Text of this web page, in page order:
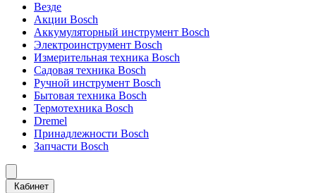
Везде
Акции Bosch
Аккумуляторный инструмент Bosch
Электроинструмент Bosch
Измерительная техника Bosch
Садовая техника Bosch
Ручной инструмент Bosch
Бытовая техника Bosch
Термотехника Bosch
Dremel
Принадлежности Bosch
Запчасти Bosch
Кабинет